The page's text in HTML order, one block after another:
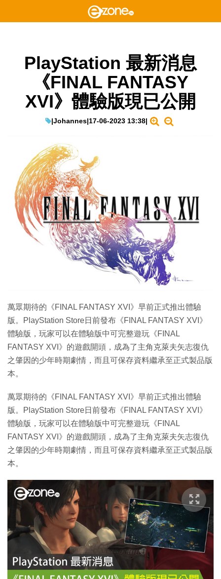
PlayStation 最新消息
《FINAL FANTASY
XVI》體驗版現已公開
|Johannes|17-06-2023 13:38|
萬眾期待的《FINAL FANTASY XVI》早前正式推出體驗
版。PlayStation Store日前發布《FINAL FANTASY XVI》
體驗版，玩家可以在體驗版中可完整遊玩《FINAL
FANTASY XVI》的遊戲開頭，成為了主角克萊夫矢志復仇
之肇因的少年時期劇情，而且可保存資料繼承至正式製品版
本。
萬眾期待的《FINAL FANTASY XVI》早前正式推出體驗
版。PlayStation Store日前發布《FINAL FANTASY XVI》
體驗版，玩家可以在體驗版中可完整遊玩《FINAL
FANTASY XVI》的遊戲開頭，成為了主角克萊夫矢志復仇
之肇因的少年時期劇情，而且可保存資料繼承至正式製品版
本。